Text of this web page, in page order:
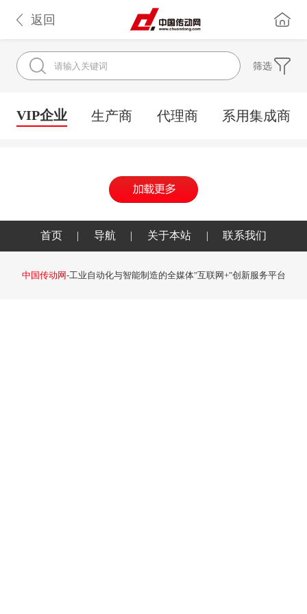
返回
筛选
VIP企业 生产商 代理商 系用集成商
首页 | 导航 | 关于本站 | 联系我们
中国传动网-工业自动化与智能制造的全媒体"互联网+"创新服务平台